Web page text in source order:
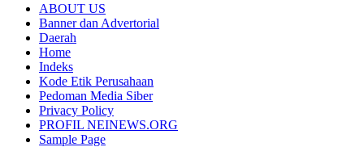
ABOUT US
Banner dan Advertorial
Daerah
Home
Indeks
Kode Etik Perusahaan
Pedoman Media Siber
Privacy Policy
PROFIL NEINEWS.ORG
Sample Page